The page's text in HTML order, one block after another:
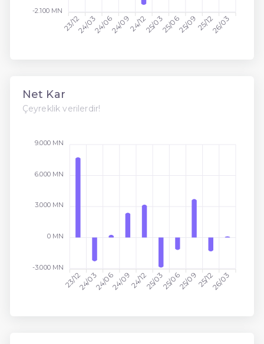
23/1224/0324/0624/0924/1225/0325/0625/0925/1226/03
-2.100 MN
Net Kar
Çeyreklik verilerdir!
23/1224/0324/0624/0924/1225/0325/0625/0925/1226/03
9.000 MN
6.000 MN
3.000 MN
0 MN
-3.000 MN